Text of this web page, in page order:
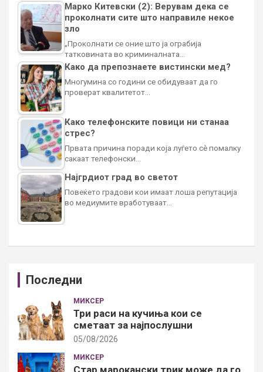
Марко Китевски (2): Верувам дека се
проколнати сите што направиле некое
зло
„Проколнати се оние што ја ограбија
татковината во криминалната…
Како да препознаете вистински мед?
Многумина со години се обидуваат да го
проверат квалитетот…
Како телефонските повици ни станаа
стрес?
Првата причина поради која луѓето сè помалку
сакаат телефонски…
Најгрдиот град во светот
Повеќето градови кои имаат лоша репутација
во медиумите вработуваат…
Последни
МИКСЕР
Три раси на кучиња кои се
сметаат за најпослушни
05/08/2026
МИКСЕР
Стар марокански трик може да го